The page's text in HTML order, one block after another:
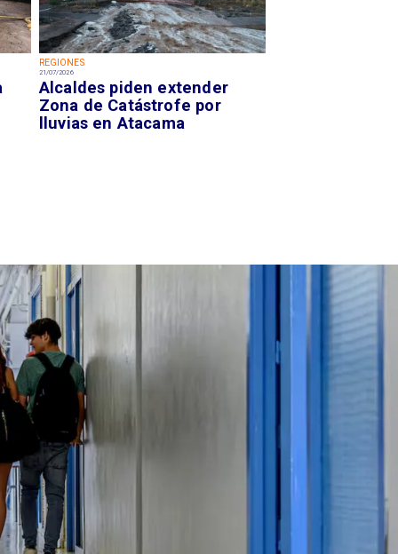
REGIONES
21/07/2026
Alcaldes piden extender
Zona de Catástrofe por
lluvias en Atacama